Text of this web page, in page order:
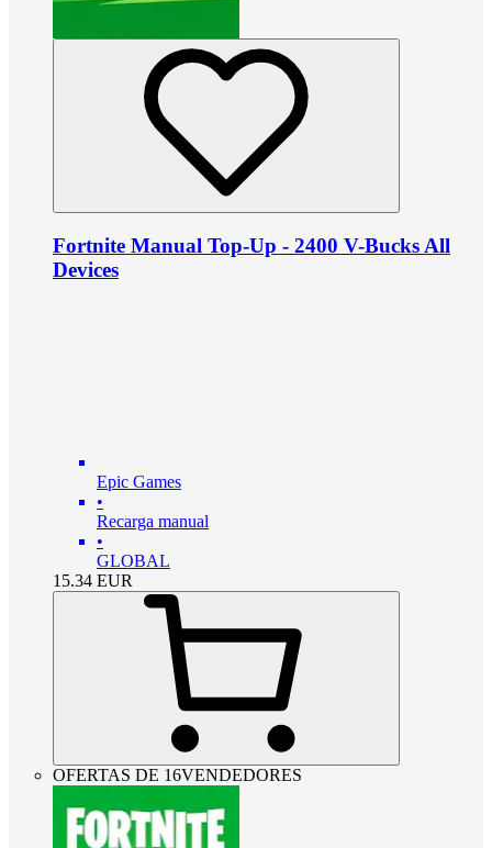
Fortnite Manual Top-Up - 2400 V-Bucks All
Devices
Epic Games
•
Recarga manual
•
GLOBAL
15.34 EUR
OFERTAS DE 16VENDEDORES